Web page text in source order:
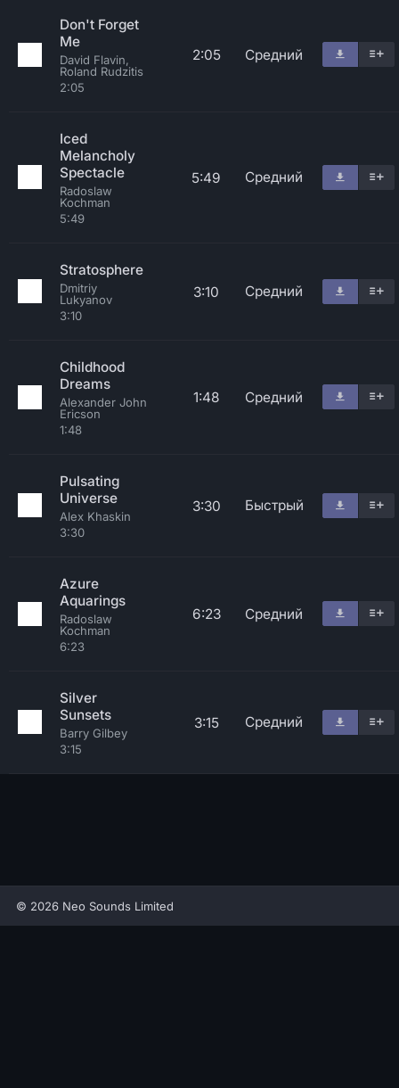
Don't Forget
Me
David Flavin,
Roland Rudzitis
2:05
2:05 Средний
Iced
Melancholy
Spectacle
Radoslaw
Kochman
5:49
5:49 Средний
Stratosphere
Dmitriy
Lukyanov
3:10
3:10 Средний
Childhood
Dreams
Alexander John
Ericson
1:48
1:48 Средний
Pulsating
Universe
Alex Khaskin
3:30
3:30 Быстрый
Azure
Aquarings
Radoslaw
Kochman
6:23
6:23 Средний
Silver
Sunsets
Barry Gilbey
3:15
3:15 Средний
© 2026 Neo Sounds Limited